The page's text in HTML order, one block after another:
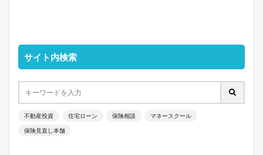
サイト内検索
不動産投資 住宅ローン 保険相談 マネースクール
保険見直し本舗